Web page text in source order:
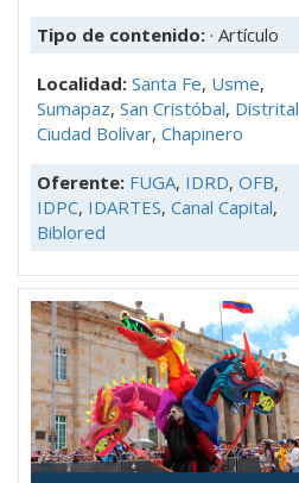
Tipo de contenido: · Artículo
Localidad: Santa Fe, Usme,
Sumapaz, San Cristóbal, Distrital
Ciudad Bolívar, Chapinero
Oferente: FUGA, IDRD, OFB,
IDPC, IDARTES, Canal Capital,
Biblored